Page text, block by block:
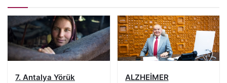
7. Antalya Yörük
ALZHEİMER